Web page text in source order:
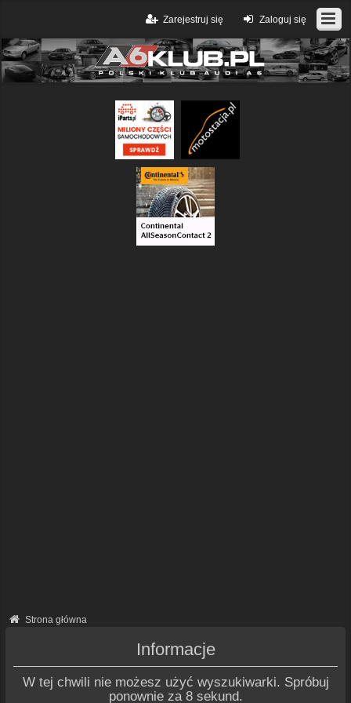
Zaloguj się
Zarejestruj się
Strona główna
Informacje
W tej chwili nie możesz użyć wyszukiwarki. Spróbuj
ponownie za 8 sekund.